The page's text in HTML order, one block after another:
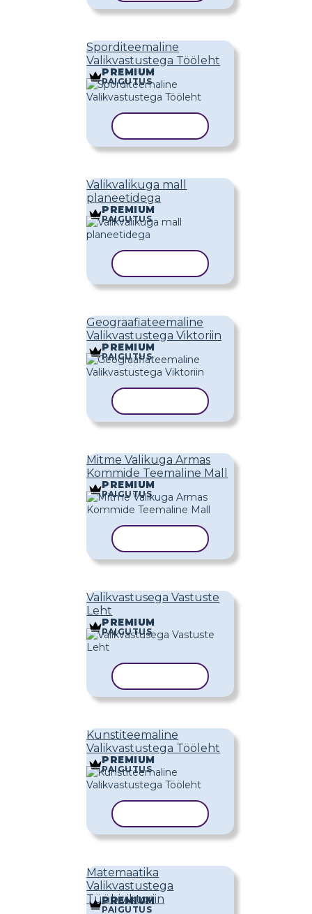
Sporditeemaline
Valikvastustega Tööleht
PREMIUM
PAIGUTUS
Valikvalikuga mall
planeetidega
PREMIUM
PAIGUTUS
Geograafiateemaline
Valikvastustega Viktoriin
PREMIUM
PAIGUTUS
Mitme Valikuga Armas
Kommide Teemaline Mall
PREMIUM
PAIGUTUS
Valikvastusega Vastuste
Leht
PREMIUM
PAIGUTUS
Kunstiteemaline
Valikvastustega Tööleht
PREMIUM
PAIGUTUS
Matemaatika
Valikvastustega
Tüübiviktoriin
PREMIUM
PAIGUTUS